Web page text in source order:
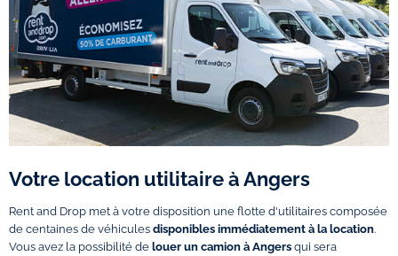
Votre location utilitaire à Angers
Rent and Drop met à votre disposition une flotte d'utilitaires composée
de centaines de véhicules disponibles immédiatement à la location.
Vous avez la possibilité de louer un camion à Angers qui sera